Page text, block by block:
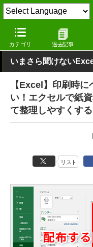
カテゴリ 過去記事
窓の杜 オフィス・ドキュ
いまさら聞けない
【Excel】印刷時
い！エクセルで紙
て整理しやすくす
リスト